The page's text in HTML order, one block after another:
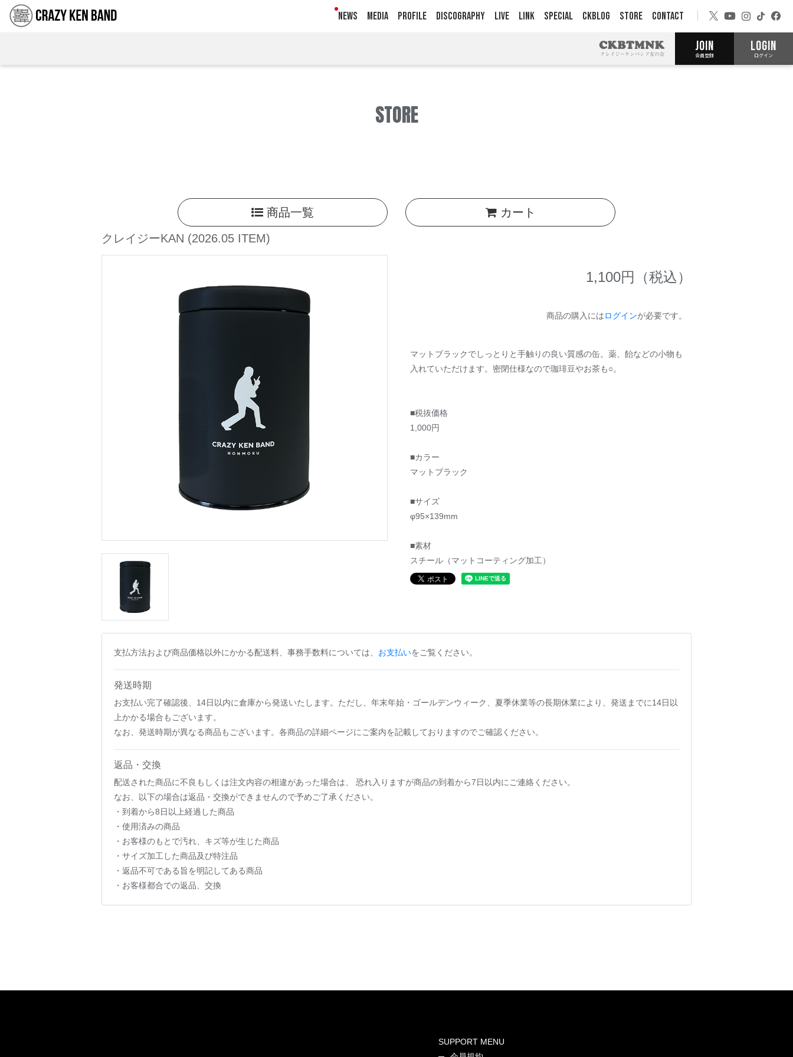
NEWS MEDIA PROFILE DISCOGRAPHY LIVE LINK SPECIAL CKBLOG STORE CONTACT
JOIN
会員登録
LOGIN
ログイン
STORE
商品一覧
カート
クレイジーKAN (2026.05 ITEM)
1,100円（税込）
商品の購入にはログインが必要です。
マットブラックでしっとりと手触りの良い質感の缶。薬、飴などの小物も
入れていただけます。密閉仕様なので珈琲豆やお茶も○。
■税抜価格
1,000円
■カラー
マットブラック
■サイズ
φ95×139mm
■素材
スチール（マットコーティング加工）
支払方法および商品価格以外にかかる配送料、事務手数料については、 お支払いをご覧ください。
発送時期
お支払い完了確認後、14日以内に倉庫から発送いたします。ただし、年末年始・ゴールデンウィーク、夏季休業等の長期休業により、発送までに14日以
上かかる場合もございます。
なお、発送時期が異なる商品もございます。各商品の詳細ページにご案内を記載しておりますのでご確認ください。
返品・交換
配送された商品に不良もしくは注文内容の相違があった場合は、 恐れ入りますが商品の到着から7日以内にご連絡ください。
なお、以下の場合は返品・交換ができませんので予めご了承ください。
・到着から8日以上経過した商品
・使用済みの商品
・お客様のもとで汚れ、キズ等が生じた商品
・サイズ加工した商品及び特注品
・返品不可である旨を明記してある商品
・お客様都合での返品、交換
SUPPORT MENU